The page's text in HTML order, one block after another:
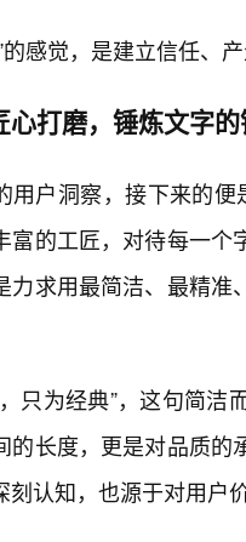
的感觉，是建立信任、
心打磨，锤炼文字
用户洞察，接下来的
富的工匠，对待每一
力求用最简洁、最精
只为经典”，这句简
的长度，更是对品质
刻认知，也源于对用户